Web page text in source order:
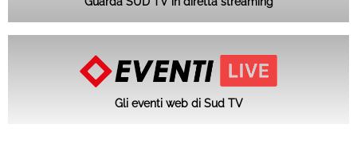
Gli eventi web di Sud TV